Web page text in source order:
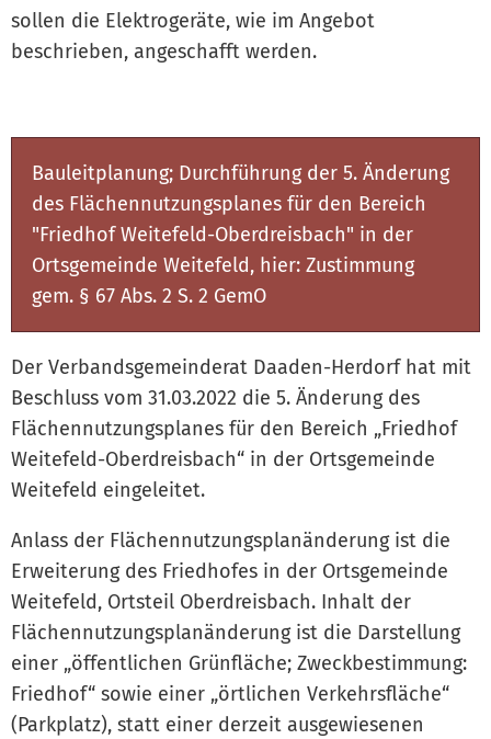
sollen die Elektrogeräte, wie im Angebot
beschrieben, angeschafft werden.
Bauleitplanung; Durchführung der 5. Änderung
des Flächennutzungsplanes für den Bereich
"Friedhof Weitefeld-Oberdreisbach" in der
Ortsgemeinde Weitefeld, hier: Zustimmung
gem. § 67 Abs. 2 S. 2 GemO
Der Verbandsgemeinderat Daaden-Herdorf hat mit
Beschluss vom 31.03.2022 die 5. Änderung des
Flächennutzungsplanes für den Bereich „Friedhof
Weitefeld-Oberdreisbach“ in der Ortsgemeinde
Weitefeld eingeleitet.
Anlass der Flächennutzungsplanänderung ist die
Erweiterung des Friedhofes in der Ortsgemeinde
Weitefeld, Ortsteil Oberdreisbach. Inhalt der
Flächennutzungsplanänderung ist die Darstellung
einer „öffentlichen Grünfläche; Zweckbestimmung:
Friedhof“ sowie einer „örtlichen Verkehrsfläche“
(Parkplatz), statt einer derzeit ausgewiesenen